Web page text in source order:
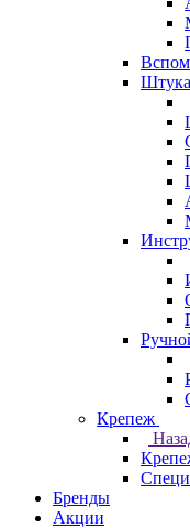
Крепеж
Бренды
Акции